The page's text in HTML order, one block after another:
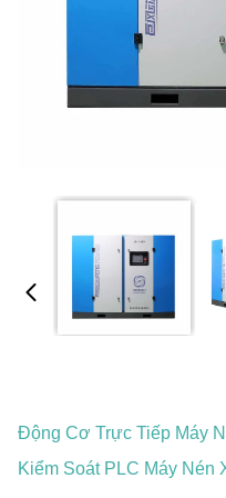
Động Cơ Trực Tiếp Máy
Kiểm Soát PLC Máy Nén